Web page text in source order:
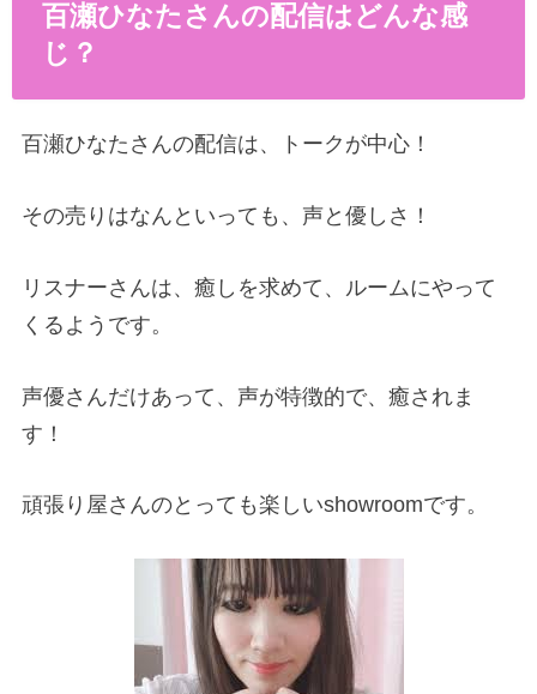
百瀬ひなたさんの配信はどんな感
じ？
百瀬ひなたさんの配信は、トークが中心！
その売りはなんといっても、声と優しさ！
リスナーさんは、癒しを求めて、ルームにやって
くるようです。
声優さんだけあって、声が特徴的で、癒されま
す！
頑張り屋さんのとっても楽しいshowroomです。